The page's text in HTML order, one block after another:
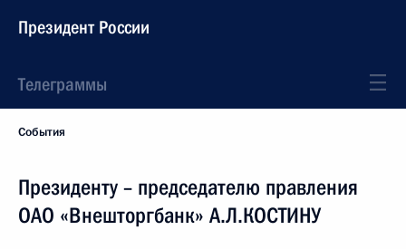
Президент России
Телеграммы
События
Президенту – председателю правления
ОАО «Внешторгбанк» А.Л.КОСТИНУ